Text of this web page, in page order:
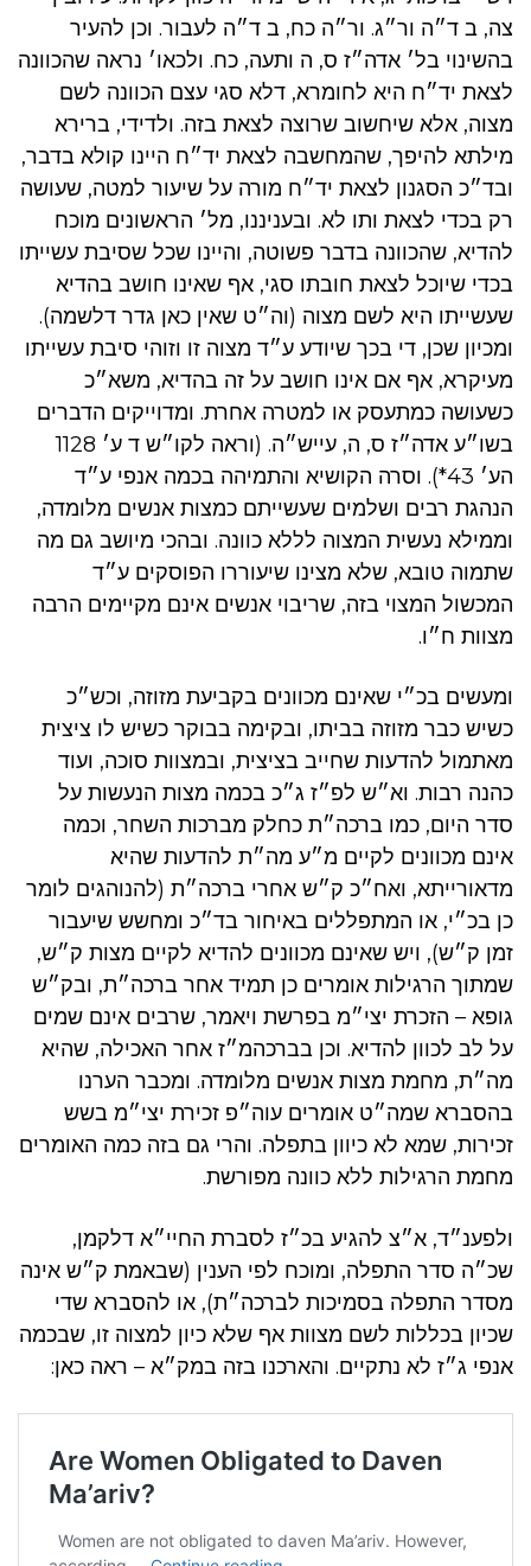
צה, ב ד״ה ור״ג. ור״ה כח, ב ד״ה לעבור. וכן להעיר
בהשינוי בל׳ אדה״ז ס, ה ותעה, כח. ולכאו׳ נראה שהכוונה
לצאת יד״ח היא לחומרא, דלא סגי עצם הכוונה לשם
מצוה, אלא שיחשוב שרוצה לצאת בזה. ולדידי, ברירא
מילתא להיפך, שהמחשבה לצאת יד״ח היינו קולא בדבר,
ובד״כ הסגנון לצאת יד״ח מורה על שיעור למטה, שעושה
רק בכדי לצאת ותו לא. ובעניננו, מל׳ הראשונים מוכח
להדיא, שהכוונה בדבר פשוטה, והיינו שכל שסיבת עשייתו
בכדי שיוכל לצאת חובתו סגי, אף שאינו חושב בהדיא
שעשייתו היא לשם מצוה (וה״ט שאין כאן גדר דלשמה).
ומכיון שכן, די בכך שיודע ע״ד מצוה זו וזוהי סיבת עשייתו
מעיקרא, אף אם אינו חושב על זה בהדיא, משא״כ
כשעושה כמתעסק או למטרה אחרת. ומדוייקים הדברים
בשו״ע אדה״ז ס, ה, עייש״ה. (וראה לקו״ש ד ע׳ 1128
הע׳ 43*). וסרה הקושיא והתמיהה בכמה אנפי ע״ד
הנהגת רבים ושלמים שעשייתם כמצות אנשים מלומדה,
וממילא נעשית המצוה לללא כוונה. ובהכי מיושב גם מה
שתמוה טובא, שלא מצינו שיעוררו הפוסקים ע״ד
המכשול המצוי בזה, שריבוי אנשים אינם מקיימים הרבה
מצוות ח״ו.
ומעשים בכ״י שאינם מכוונים בקביעת מזוזה, וכש״כ
כשיש כבר מזוזה בביתו, ובקימה בבוקר כשיש לו ציצית
מאתמול להדעות שחייב בציצית, ובמצוות סוכה, ועוד
כהנה רבות. וא״ש לפ״ז ג״כ בכמה מצות הנעשות על
סדר היום, כמו ברכה״ת כחלק מברכות השחר, וכמה
אינם מכוונים לקיים מ״ע מה״ת להדעות שהיא
מדאורייתא, ואח״כ ק״ש אחרי ברכה״ת (להנוהגים לומר
כן בכ״י, או המתפללים באיחור בד״כ ומחשש שיעבור
זמן ק״ש), ויש שאינם מכוונים להדיא לקיים מצות ק״ש,
שמתוך הרגילות אומרים כן תמיד אחר ברכה״ת, ובק״ש
גופא – הזכרת יצי״מ בפרשת ויאמר, שרבים אינם שמים
על לב לכוון להדיא. וכן בברכהמ״ז אחר האכילה, שהיא
מה״ת, מחמת מצות אנשים מלומדה. ומכבר הערנו
בהסברא שמה״ט אומרים עוה״פ זכירת יצי״מ בשש
זכירות, שמא לא כיוון בתפלה. והרי גם בזה כמה האומרים
מחמת הרגילות ללא כוונה מפורשת.
ולפענ״ד, א״צ להגיע בכ״ז לסברת החיי״א דלקמן,
שכ״ה סדר התפלה, ומוכח לפי הענין (שבאמת ק״ש אינה
מסדר התפלה בסמיכות לברכה״ת), או להסברא שדי
שכיון בכללות לשם מצוות אף שלא כיון למצוה זו, שבכמה
אנפי ג״ז לא נתקיים. והארכנו בזה במק״א – ראה כאן: